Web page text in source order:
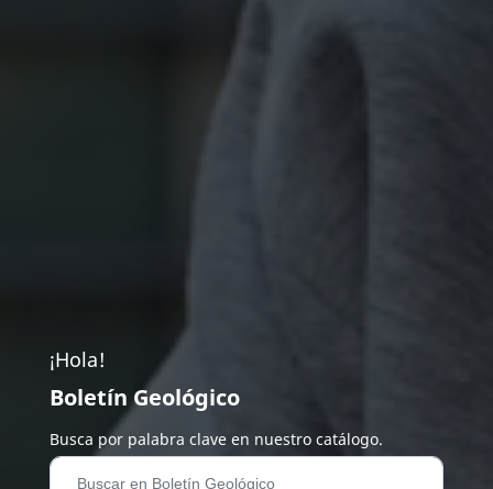
¡Hola!
Boletín Geológico
Busca por palabra clave en nuestro catálogo.